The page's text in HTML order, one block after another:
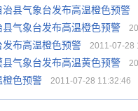
县气象台发布高温橙色预警
气象台发布高温橙色预警
布高温橙色预警 2011-07-28
气象台发布高温黄色预警
橙色预警 2011-07-28 11:32:46